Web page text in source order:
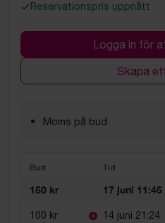
Reservationspris uppnått
Logga in för
Skapa
Moms på bud
Bud Tid
150 kr 17 juni 11:45
100 kr 14 juni 21:24